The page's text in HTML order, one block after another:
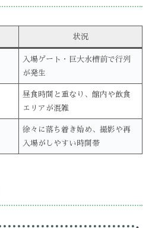
状況
入場ゲート・巨大水槽前で行列
が発生
昼食時間と重なり、館内や飲食
エリアが混雑
徐々に落ち着き始め、撮影や再
入場がしやすい時間帯